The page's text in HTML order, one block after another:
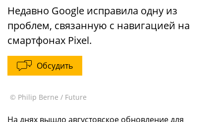
Недавно Google исправила одну из
проблем, связанную с навигацией на
смартфонах Pixel.
Обсудить
© Philip Berne / Future
На днях вышло августовское обновление для